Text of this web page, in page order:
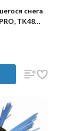
снега
TK48